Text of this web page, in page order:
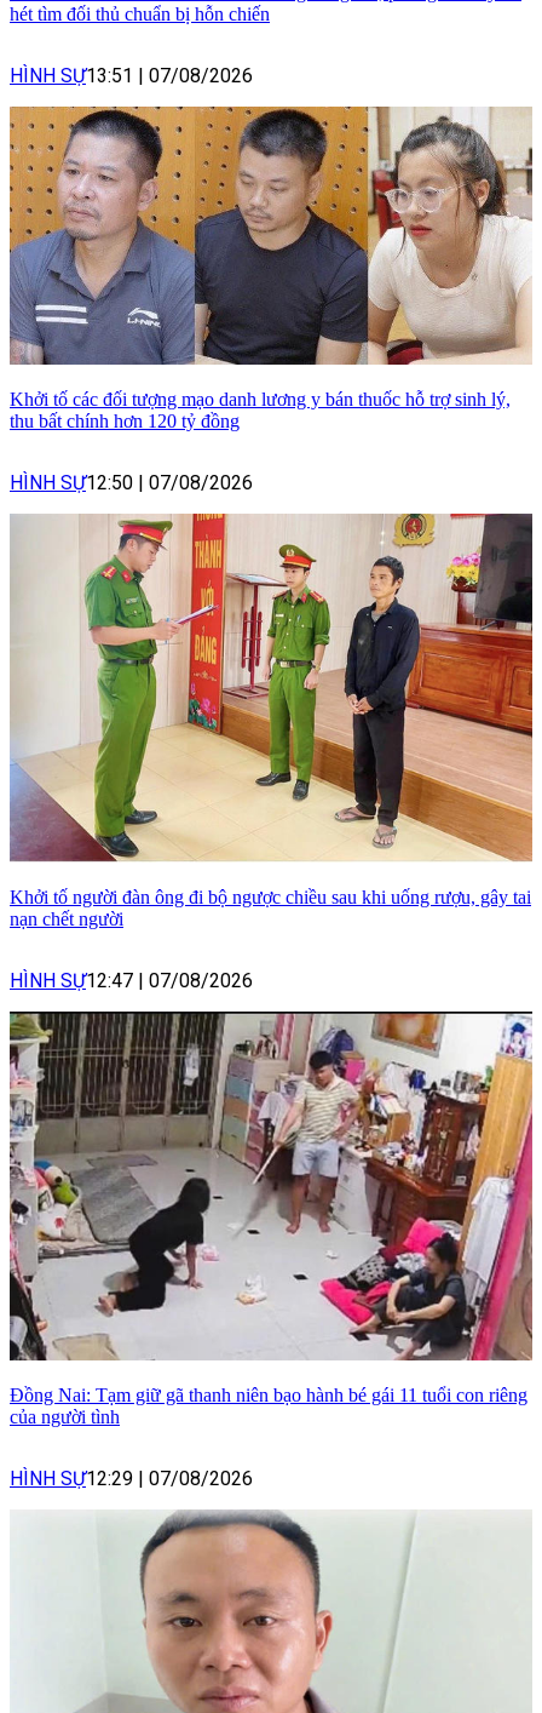
hét tìm đối thủ chuẩn bị hỗn chiến
HÌNH SỰ13:51 07/08/2026
Khởi tố các đối tượng mạo danh lương y bán thuốc hỗ trợ sinh lý,
thu bất chính hơn 120 tỷ đồng
HÌNH SỰ12:50 | 07/08/2026
Khởi tố người đàn ông đi bộ ngược chiều sau khi uống rượu, gây tai
nạn chết người
HÌNH SỰ12:47 | 07/08/2026
Đồng Nai: Tạm giữ gã thanh niên bạo hành bé gái 11 tuổi con riêng
của người tình
HÌNH SỰ12:29 | 07/08/2026